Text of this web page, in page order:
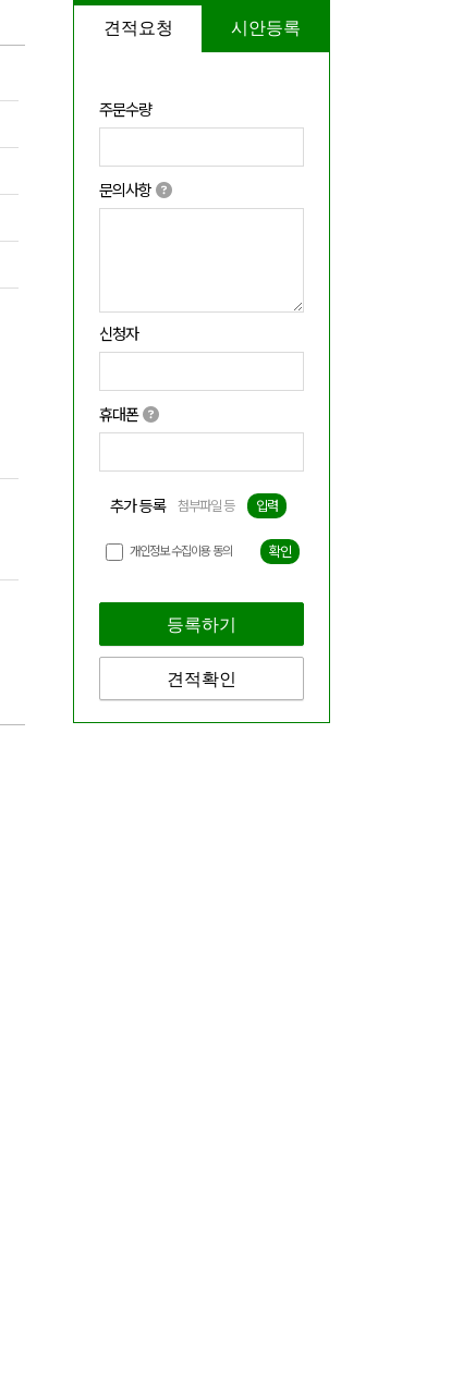
견적요청 시안등록
주문수량
문의사항
신청자
휴대폰
추가 등록 첨부파일 등 입력
개인정보 수집이용 동의 확인
등록하기
견적확인